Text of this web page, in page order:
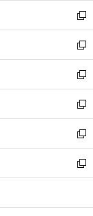
で
開
く
ド
ウ
で
開
く
ィ
ン
ド
ウ
で
開
く
し
い
ウ
ィ
ン
ド
ウ
で
開
く
新
し
い
ウ
ィ
ン
ド
ウ
で
開
く
新
し
い
ウ
ィ
ン
ド
ウ
で
開
新
し
い
ウ
ィ
ン
ド
ウ
開
新
し
い
ウ
ィ
ン
ウ
新
し
い
ウ
ン
新
し
ウ